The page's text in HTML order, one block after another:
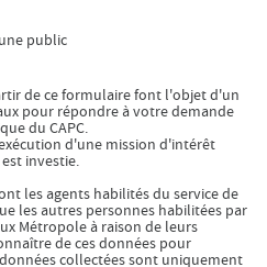
neuf soleils"
des mornes
public
de ce formulaire font l'objet d'un
pour répondre à votre demande
du CAPC.
d'une mission d'intérêt
investie.
les agents habilités du service de
les autres personnes habilitées par
Métropole à raison de leurs
de ces données pour
collectées sont uniquement